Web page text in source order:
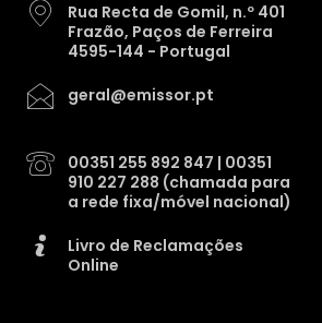
Rua Recta de Gomil, n.º 401
Frazão, Paços de Ferreira
4595-144 - Portugal
geral@emissor.pt
00351 255 892 847 | 00351
910 227 288 (chamada para
a rede fixa/móvel nacional)
Livro de Reclamações
Online